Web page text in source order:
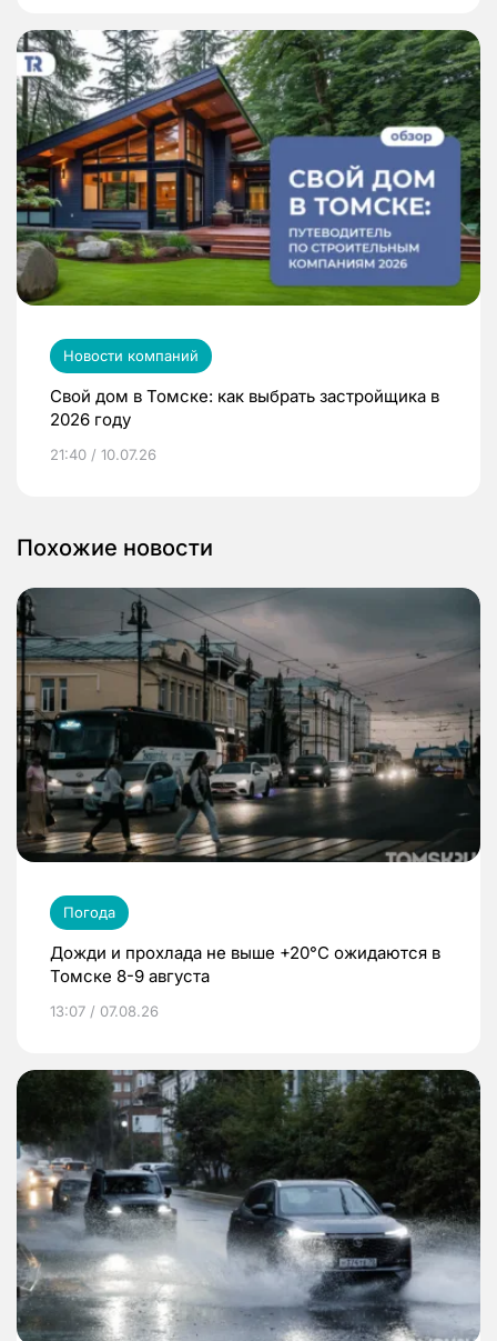
Новости компаний
Свой дом в Томске: как выбрать застройщика в
2026 году
21:40 / 10.07.26
Похожие новости
Погода
Дожди и прохлада не выше +20°C ожидаются в
Томске 8-9 августа
13:07 / 07.08.26